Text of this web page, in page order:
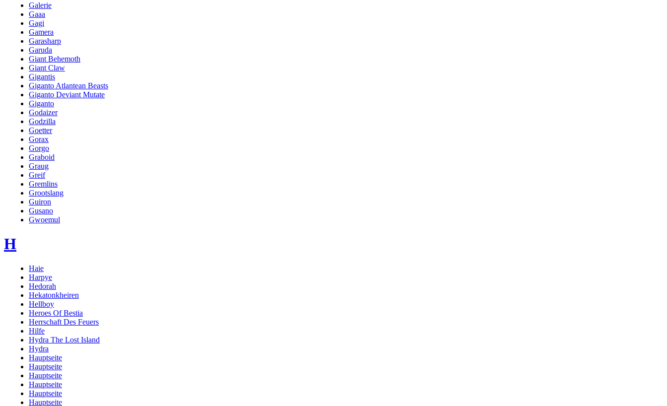
Galerie
Gaaa
Gagi
Gamera
Garasharp
Garuda
Giant Behemoth
Giant Claw
Gigantis
Giganto Atlantean Beasts
Giganto Deviant Mutate
Giganto
Godaizer
Godzilla
Goetter
Gorax
Gorgo
Graboid
Graug
Greif
Gremlins
Grootslang
Guiron
Gusano
Gwoemul
H
Haie
Harpye
Hedorah
Hekatonkheiren
Hellboy
Heroes Of Bestia
Herrschaft Des Feuers
Hilfe
Hydra The Lost Island
Hydra
Hauptseite
Hauptseite
Hauptseite
Hauptseite
Hauptseite
Hauptseite